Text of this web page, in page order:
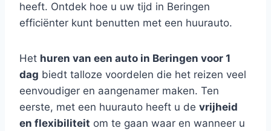
heeft. Ontdek hoe u uw tijd in Beringen
efficiënter kunt benutten met een huurauto.
Het huren van een auto in Beringen voor 1
dag biedt talloze voordelen die het reizen veel
eenvoudiger en aangenamer maken. Ten
eerste, met een huurauto heeft u de vrijheid
en flexibiliteit om te gaan waar en wanneer u